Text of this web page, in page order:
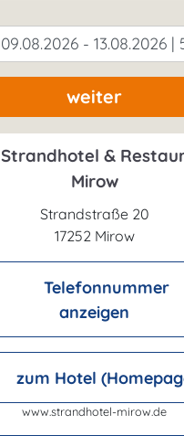
09.08.2026 - 13.08.2026 | 5
weiter
Strandhotel &
Mirow
Strandstraße 20
17252 Mirow
Telefonnummer
anzeigen
zum Hotel
www.strandhotel-mirow.de